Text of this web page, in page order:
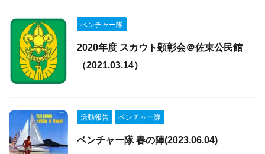
ベンチャー隊
2020年度 スカウト顕彰会＠佐東公民館
（2021.03.14）
活動報告 ベンチャー隊
ベンチャー隊 春の陣(2023.06.04)